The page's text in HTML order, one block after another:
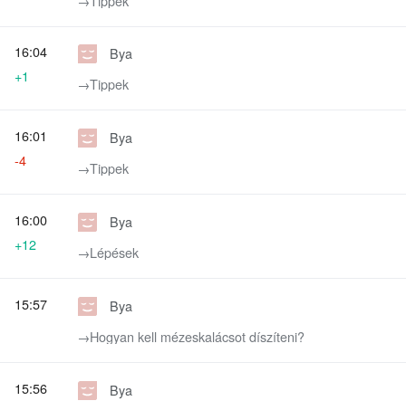
Bya
→‎Tippek
16:04
+1
Bya
→‎Tippek
16:01
-4
Bya
→‎Lépések
16:00
+12
Bya
→‎Hogyan kell mézeskalácsot díszíteni?
15:57
Bya
15:56